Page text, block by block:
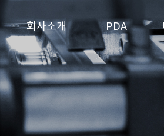
회사소개 PDA